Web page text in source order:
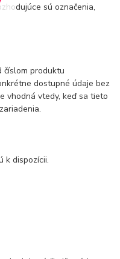
sú označenia,
číslom produktu
dostupné údaje bez
vhodná vtedy, keď sa tieto
k dispozícii.